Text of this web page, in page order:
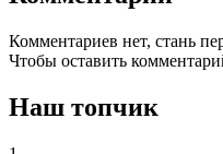
Комментариев нет, стань
Чтобы оставить
Наш топчик